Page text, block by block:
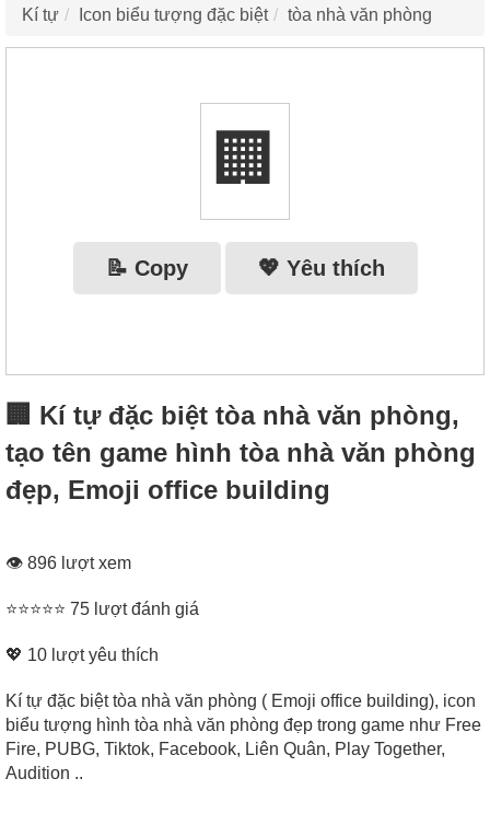
Kí tự Icon biểu tượng đặc biệt tòa nhà văn phòng
🏢
📝 Copy 💖 Yêu thích
🏢 Kí tự đặc biệt tòa nhà văn phòng,
tạo tên game hình tòa nhà văn phòng
đẹp, Emoji office building
👁 896 lượt xem
⭐⭐⭐⭐⭐ 75 lượt đánh giá
💖 10 lượt yêu thích
Kí tự đặc biệt tòa nhà văn phòng ( Emoji office building), icon
biểu tượng hình tòa nhà văn phòng đẹp trong game như Free
Fire, PUBG, Tiktok, Facebook, Liên Quân, Play Together,
Audition ..